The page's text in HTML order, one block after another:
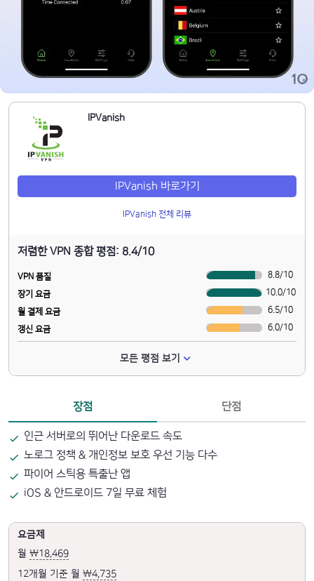
IPVanish
IPVanish 바로가기
IPVanish 전체 리뷰
저렴한 VPN 종합 평점: 8.4/10
VPN 품질 8.8/10
장기 요금 10.0/10
월 결제 요금 6.5/10
갱신 요금 6.0/10
모든 평점 보기
장점
인근 서버로의 뛰어난 다운로드 속도
노로그 정책 & 개인정보 보호 우선 기능 다수
파이어 스틱용 특출난 앱
iOS & 안드로이드 7일 무료 체험
단점
요금제
월 ₩18,469
12개월 기준 월 ₩4,735